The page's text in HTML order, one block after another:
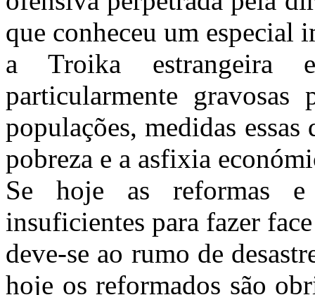
que conheceu um especial
a Troika estrangeira
particularmente gravosas
populações, medidas
pobreza e a asfixia
Se hoje as reformas
insuficientes para fazer face
deve-se ao rumo de
hoje os reformados são